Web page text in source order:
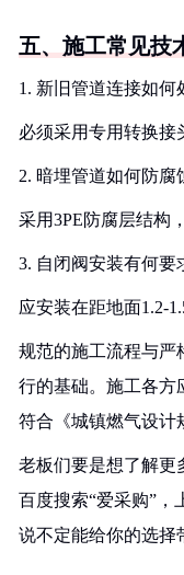
五、施工常见技
1. 新旧管道连接如何
必须采用专用转换接
2. 暗埋管道如何防腐
采用3PE防腐层结构
3. 自闭阀安装有何要
应安装在距地面1.2-
规范的施工流程与严
行的基础。施工各方
符合《城镇燃气设计
老板们要是想了解更
百度搜索“爱采购”，
说不定能给你的选择